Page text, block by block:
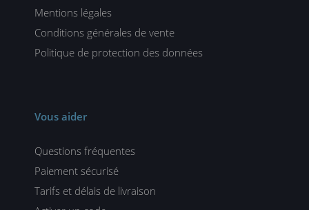
Mentions légales
Conditions générales de vente
Politique de protection des données
Vous aider
Questions fréquentes
Paiement sécurisé
Tarifs et délais de livraison